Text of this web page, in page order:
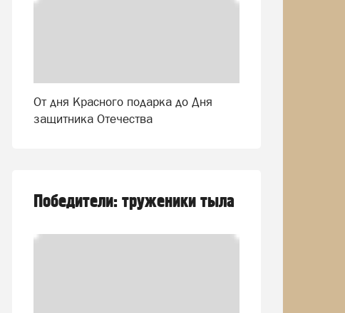
От дня Красного подарка до Дня
защитника Отечества
Победители: труженики тыла